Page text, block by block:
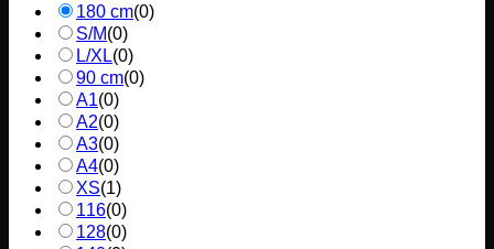
180 cm(0)
S/M(0)
L/XL(0)
90 cm(0)
A1(0)
A2(0)
A3(0)
A4(0)
XS(1)
116(0)
128(0)